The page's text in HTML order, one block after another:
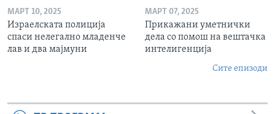
МАРТ 10, 2025
Израелската полиција
спаси нелегално младенче
лав и два мајмуни
МАРТ 07, 2025
Прикажани уметнички
дела со помош на вештачка
интелигенција
Сите епизоди